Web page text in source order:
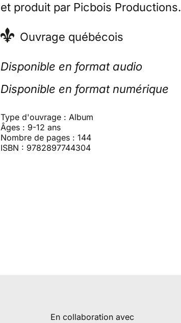
et produit par Picbois Productions.
Ouvrage québécois
Disponible en format audio
Disponible en format numérique
Type d'ouvrage : Album
Âges : 9-12 ans
Nombre de pages : 144
ISBN : 9782897744304
En collaboration avec